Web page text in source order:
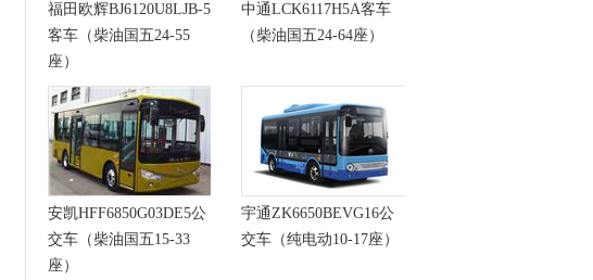
福田欧辉BJ6120U8LJB-5
客车（柴油国五24-55
座）
中通LCK6117H5A客车
（柴油国五24-64座）
安凯HFF6850G03DE5公
交车（柴油国五15-33
座）
宇通ZK6650BEVG16公
交车（纯电动10-17座）